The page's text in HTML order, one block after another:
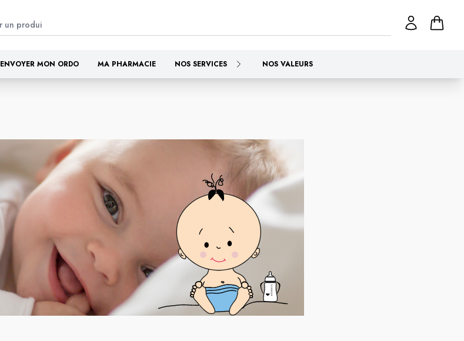
ENVOYER MON ORDO MA PHARMACIE NOS SERVICES NOS VALEURS